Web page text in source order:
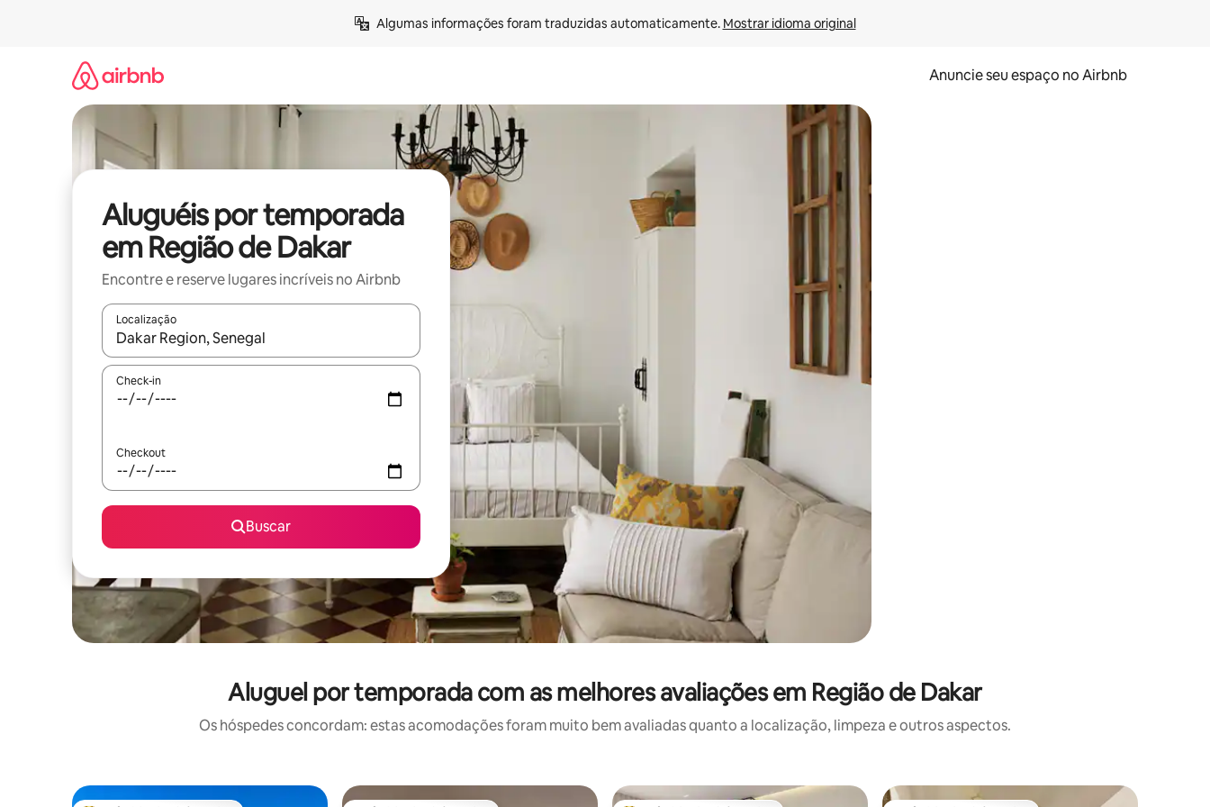
Algumas informações foram traduzidas automaticamente. Mostrar idioma original
Anuncie seu espaço no Airbnb
Aluguéis por temporada
em Região de Dakar
Encontre e reserve lugares incríveis no Airbnb
Localização
Quando os resultados estiverem disponíveis, explore-os usando as seta para cima e para baixo do teclado ou tocando e deslizando o dedo na tela.
Check-in
Checkout
Buscar
Aluguel por temporada com as melhores avaliações em Região de Dakar
Os hóspedes concordam: estas acomodações foram muito bem avaliadas quanto a localização, limpeza e outros aspectos.